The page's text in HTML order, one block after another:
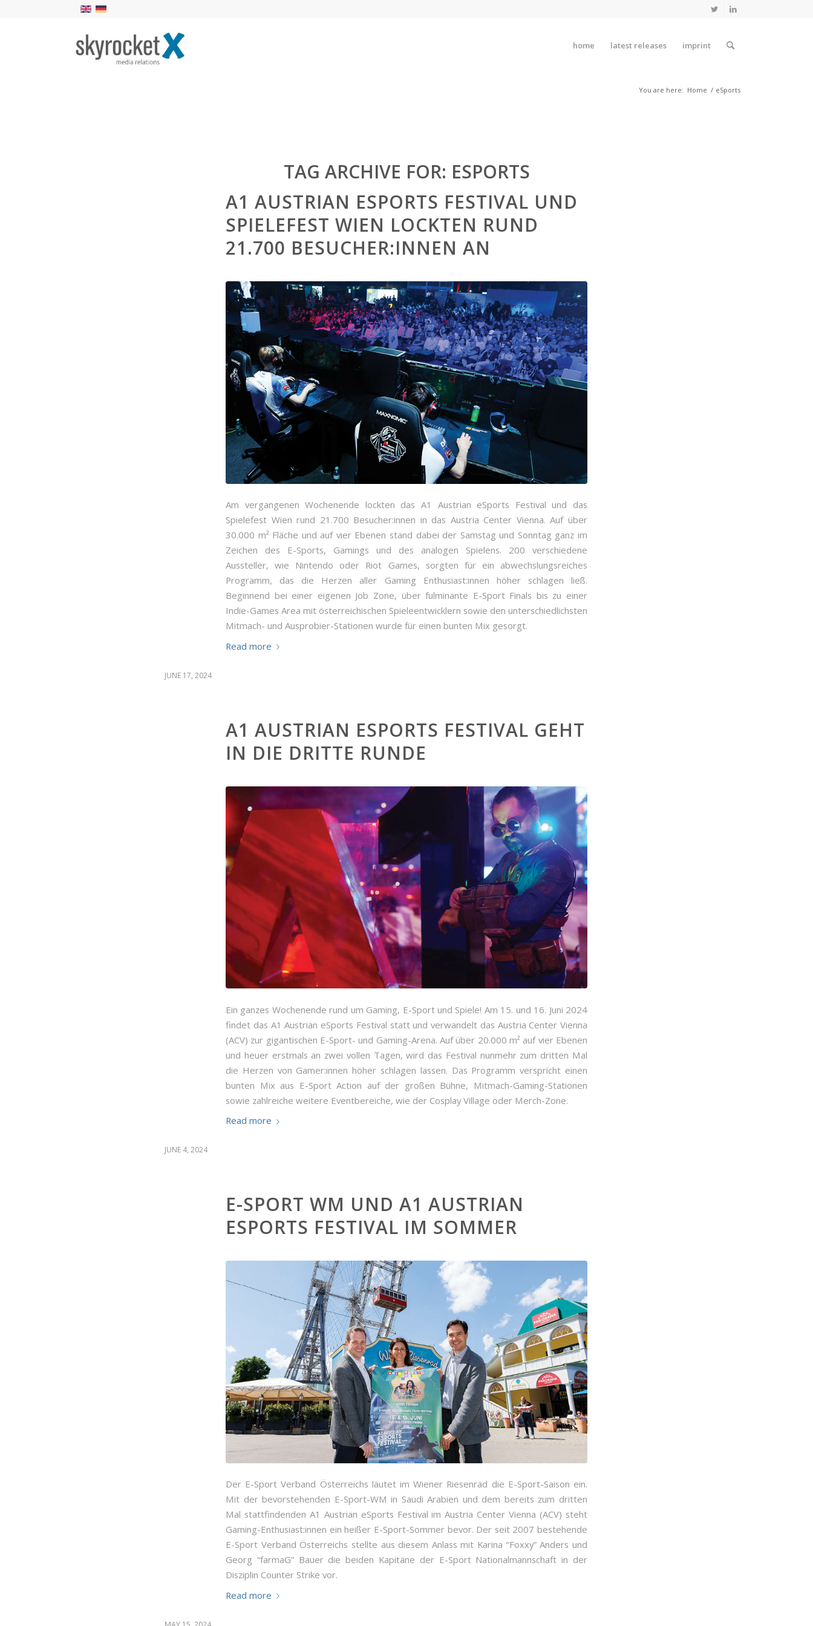
home latest releases imprint
You are here: Home / eSports
TAG ARCHIVE FOR: ESPORTS
A1 AUSTRIAN ESPORTS FESTIVAL UND
SPIELEFEST WIEN LOCKTEN RUND
21.700 BESUCHER:INNEN AN
Am vergangenen Wochenende lockten das A1 Austrian eSports Festival und das
Spielefest Wien rund 21.700 Besucher:innen in das Austria Center Vienna. Auf über
30.000 m² Fläche und auf vier Ebenen stand dabei der Samstag und Sonntag ganz im
Zeichen des E-Sports, Gamings und des analogen Spielens. 200 verschiedene
Aussteller, wie Nintendo oder Riot Games, sorgten für ein abwechslungsreiches
Programm, das die Herzen aller Gaming Enthusiast:innen höher schlagen ließ.
Beginnend bei einer eigenen Job Zone, über fulminante E-Sport Finals bis zu einer
Indie-Games Area mit österreichischen Spieleentwicklern sowie den unterschiedlichsten
Mitmach- und Ausprobier-Stationen wurde für einen bunten Mix gesorgt.
Read more
JUNE 17, 2024
A1 AUSTRIAN ESPORTS FESTIVAL GEHT
IN DIE DRITTE RUNDE
Ein ganzes Wochenende rund um Gaming, E-Sport und Spiele! Am 15. und 16. Juni 2024
findet das A1 Austrian eSports Festival statt und verwandelt das Austria Center Vienna
(ACV) zur gigantischen E-Sport- und Gaming-Arena. Auf über 20.000 m² auf vier Ebenen
und heuer erstmals an zwei vollen Tagen, wird das Festival nunmehr zum dritten Mal
die Herzen von Gamer:innen höher schlagen lassen. Das Programm verspricht einen
bunten Mix aus E-Sport Action auf der großen Bühne, Mitmach-Gaming-Stationen
sowie zahlreiche weitere Eventbereiche, wie der Cosplay Village oder Merch-Zone.
Read more
JUNE 4, 2024
E-SPORT WM UND A1 AUSTRIAN
ESPORTS FESTIVAL IM SOMMER
Der E-Sport Verband Österreichs läutet im Wiener Riesenrad die E-Sport-Saison ein.
Mit der bevorstehenden E-Sport-WM in Saudi Arabien und dem bereits zum dritten
Mal stattfindenden A1 Austrian eSports Festival im Austria Center Vienna (ACV) steht
Gaming-Enthusiast:innen ein heißer E-Sport-Sommer bevor. Der seit 2007 bestehende
E-Sport Verband Österreichs stellte aus diesem Anlass mit Karina “Foxxy” Anders und
Georg “farmaG” Bauer die beiden Kapitäne der E-Sport Nationalmannschaft in der
Disziplin Counter Strike vor.
Read more